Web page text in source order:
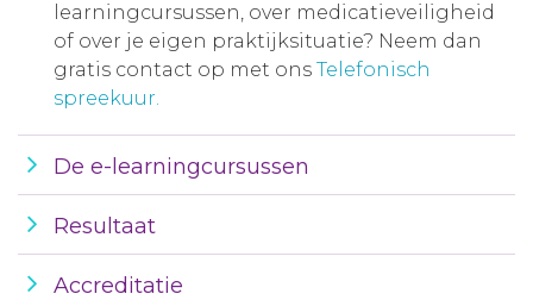
learningcursussen, over medicatieveiligheid
of over je eigen praktijksituatie? Neem dan
gratis contact op met ons Telefonisch
spreekuur.
De e-learningcursussen
Resultaat
Accreditatie